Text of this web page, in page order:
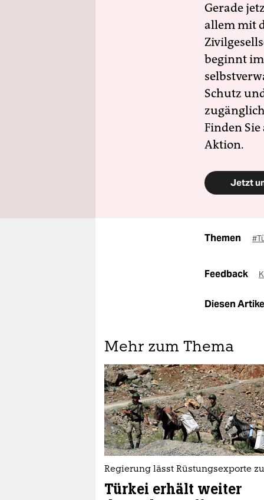
Gerade
allem mit
beginnt
Schutz
Finden
Aktion.
Jetzt
Themen
Feedback
Diesen
Mehr zum Thema
Regierung lässt Rüstungsexporte zu
Türkei erhält weiter